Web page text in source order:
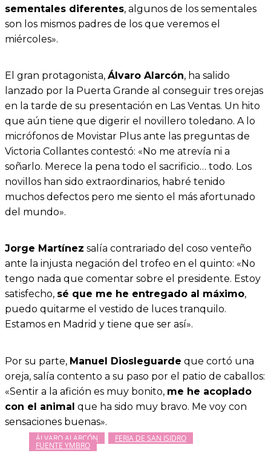
sementales diferentes, algunos de los sementales
son los mismos padres de los que veremos el
miércoles».
El gran protagonista, Álvaro Alarcón, ha salido
lanzado por la Puerta Grande al conseguir tres orejas
en la tarde de su presentación en Las Ventas. Un hito
que aún tiene que digerir el novillero toledano. A lo
micrófonos de Movistar Plus ante las preguntas de
Victoria Collantes contestó: «No me atrevía ni a
soñarlo. Merece la pena todo el sacrificio… todo. Los
novillos han sido extraordinarios, habré tenido
muchos defectos pero me siento el más afortunado
del mundo».
Jorge Martínez salía contrariado del coso venteño
ante la injusta negación del trofeo en el quinto: «No
tengo nada que comentar sobre el presidente. Estoy
satisfecho, sé que me he entregado al máximo,
puedo quitarme el vestido de luces tranquilo.
Estamos en Madrid y tiene que ser así».
Por su parte, Manuel Diosleguarde que cortó una
oreja, salía contento a su paso por el patio de caballos:
«Sentir a la afición es muy bonito, me he acoplado
con el animal que ha sido muy bravo. Me voy con
sensaciones buenas».
ÁLVARO ALARCÓN FERIA DE SAN ISIDRO
FUENTE YMBRO